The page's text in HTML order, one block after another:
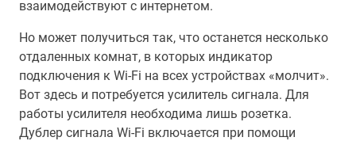
взаимодействуют с интернетом.
Но может получиться так, что останется несколько
отдаленных комнат, в которых индикатор
подключения к Wi-Fi на всех устройствах «молчит».
Вот здесь и потребуется усилитель сигнала. Для
работы усилителя необходима лишь розетка.
Дублер сигнала Wi-Fi включается при помощи